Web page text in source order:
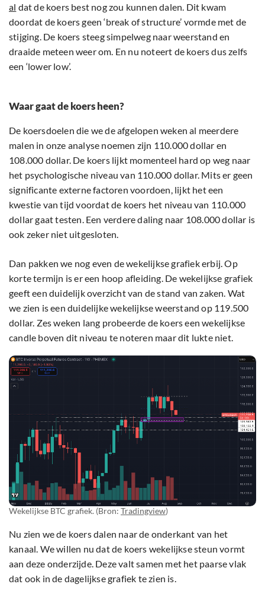
al dat de koers best nog zou kunnen dalen. Dit kwam
doordat de koers geen ‘break of structure’ vormde met de
stijging. De koers steeg simpelweg naar weerstand en
draaide meteen weer om. En nu noteert de koers dus zelfs
een ‘lower low’.
Waar gaat de koers heen?
De koersdoelen die we de afgelopen weken al meerdere
malen in onze analyse noemen zijn 110.000 dollar en
108.000 dollar. De koers lijkt momenteel hard op weg naar
het psychologische niveau van 110.000 dollar. Mits er geen
significante externe factoren voordoen, lijkt het een
kwestie van tijd voordat de koers het niveau van 110.000
dollar gaat testen. Een verdere daling naar 108.000 dollar is
ook zeker niet uitgesloten.
Dan pakken we nog even de wekelijkse grafiek erbij. Op
korte termijn is er een hoop afleiding. De wekelijkse grafiek
geeft een duidelijk overzicht van de stand van zaken. Wat
we zien is een duidelijke wekelijkse weerstand op 119.500
dollar. Zes weken lang probeerde de koers een wekelijkse
candle boven dit niveau te noteren maar dit lukte niet.
Wekelijkse BTC grafiek. (Bron: Tradingview)
Nu zien we de koers dalen naar de onderkant van het
kanaal. We willen nu dat de koers wekelijkse steun vormt
aan deze onderzijde. Deze valt samen met het paarse vlak
dat ook in de dagelijkse grafiek te zien is.